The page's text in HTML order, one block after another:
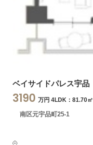
ベイサイドパレス宇品
3190 万円 4LDK：81.70㎡
南区元宇品町25-1